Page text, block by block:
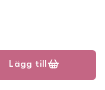
Lägg till